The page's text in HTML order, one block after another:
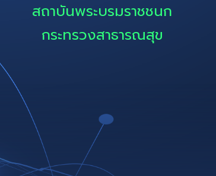
สถาบันพระบรมราชชนก
กระทรวงสาธารณสุข